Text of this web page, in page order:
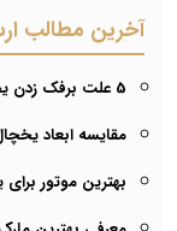
آخرین مطالب
5 علت برفک زدن یخچال ایستاده ویترینی
مقایسه ابعاد
بهترین موتور